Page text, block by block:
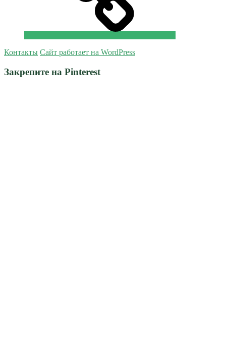
Контакты Сайт работает на WordPress
Закрепите на Pinterest